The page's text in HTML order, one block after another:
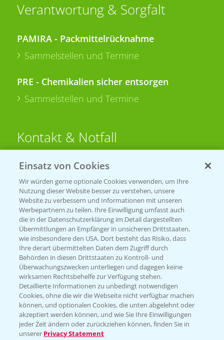
Verantwortung & Sorgfalt
PAMIRA - Packmittelrücknahme
Sammelstellen und Termine
PRE - Chemikalien sicher entsorgen
Sammelstellen und Termine
Kontakt & Notfall
Beratung auf WhatsApp
T.+49 (0)174 346 564 1
KONTAKT
Hilfe in Notfällen
T.+49 (0)214/30-20220
Folgen Sie uns
Einsatz von Cookies
Wir würden gerne optionale Cookies verwenden, um Ihre
Nutzung dieser Website besser zu verstehen, unsere
Website zu verbessern und Informationen mit unseren
Werbepartnern zu teilen. Ihre Einwilligung umfasst auch
die in der Datenschutzerklärung im Detail dargestellten
Übermittlungen an Empfänger in unsicheren Drittstaaten,
wie insbesondere den USA. Dort besteht das Risiko, dass
Ihre derart übermittelten Daten dem Zugriff durch
Behörden in diesen Drittstaaten zu Kontroll- und
Überwachungszwecken unterliegen und dagegen keine
wirksamen Rechtsbehelfe zur Verfügung stehen.
Detaillierte Informationen zu unbedingt notwendigen
Cookies, ohne die wir die Webseite nicht verfügbar machen
können, und optionalen Cookies, die unten abgelehnt oder
akzeptiert werden können, und wie Sie Ihre Einwilligungen
jeder Zeit ändern oder zurückziehen können, finden Sie in
unserer Privacy Statement